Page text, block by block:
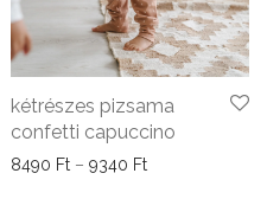
Ft.
kétrészes pizsama
confetti capuccino
8490 Ft – 9340 FtÁrtartomány: